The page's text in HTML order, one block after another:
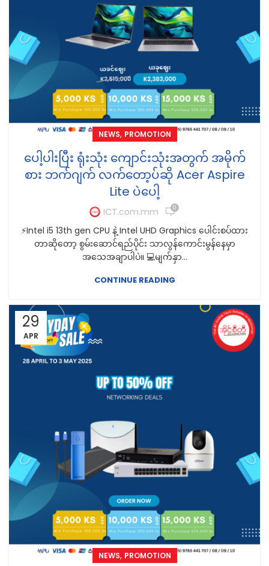
NEWS, PROMOTION
ပေါ့ပါးပြီး ရုံးသုံး ကျောင်းသုံးအတွက် အမိုက်
စား ဘက်ဂျက် လက်တော့ပ်ဆို Acer Aspire
Lite ပဲပေါ့
ICT.com.mm 0
⚡️Intel i5 13th gen CPU နဲ့ Intel UHD Graphics ပေါင်းစပ်ထား
တာဆိုတော့ စွမ်းဆောင်ရည်ပိုင်း သာလွန်ကောင်းမွန်နေမှာ
အသေအချာပါပဲ။ 💻မျက်နှာ...
CONTINUE READING
29
APR
NEWS, PROMOTION